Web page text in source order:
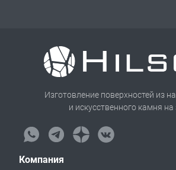
Изготовление поверхностей из
и искусственного камня на
Компания